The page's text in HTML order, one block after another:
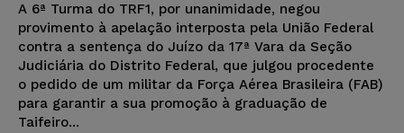
A 6ª Turma do TRF1, por unanimidade, negou
provimento à apelação interposta pela União Federal
contra a sentença do Juízo da 17ª Vara da Seção
Judiciária do Distrito Federal, que julgou procedente
o pedido de um militar da Força Aérea Brasileira (FAB)
para garantir a sua promoção à graduação de
Taifeiro...